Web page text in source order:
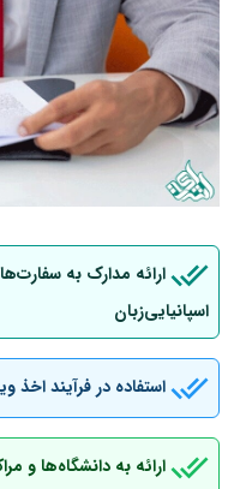
ارائه مدارک به
اسپانیایی‌زبان
استفاده در فرآیند اخذ
ارائه به دانشگاه‌ها و